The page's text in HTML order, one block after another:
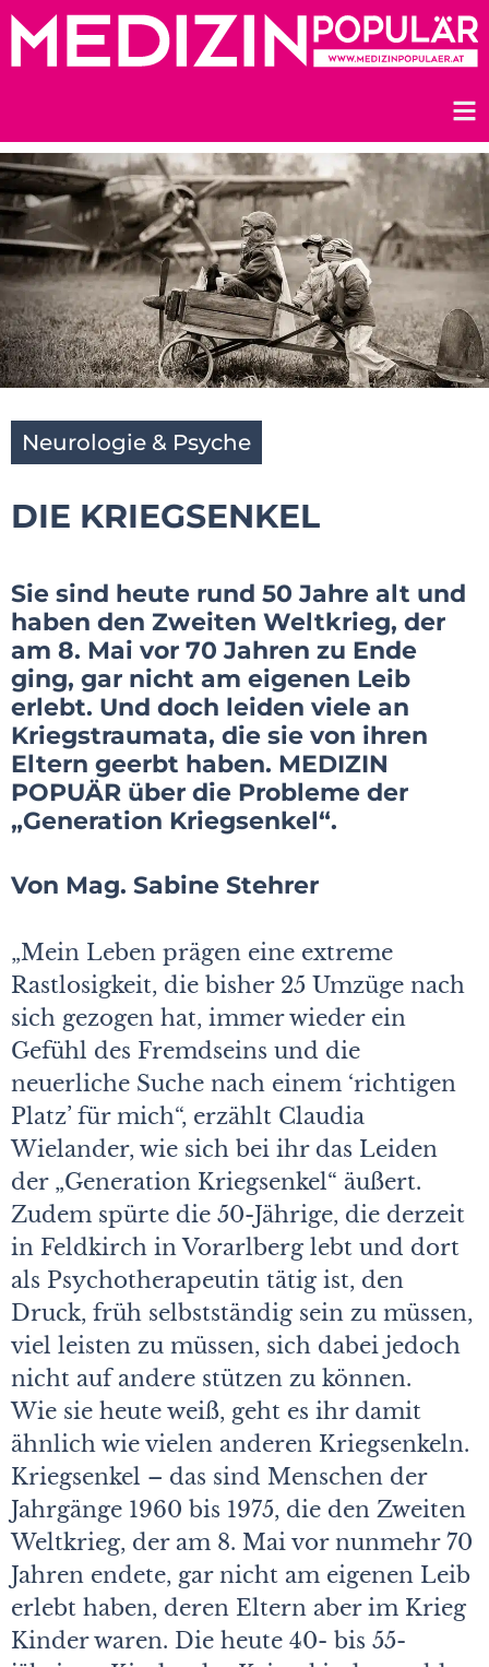
Zum
Inhalt
Neurologie & Psyche
DIE KRIEGSENKEL
Sie sind heute rund 50 Jahre alt und
haben den Zweiten Weltkrieg, der
am 8. Mai vor 70 Jahren zu Ende
ging, gar nicht am eigenen Leib
erlebt. Und doch leiden viele an
Kriegstraumata, die sie von ihren
Eltern geerbt haben. MEDIZIN
POPUÄR über die Probleme der
„Generation Kriegsenkel“.
Von Mag. Sabine Stehrer
„Mein Leben prägen eine extreme
Rastlosigkeit, die bisher 25 Umzüge nach
sich gezogen hat, immer wieder ein
Gefühl des Fremdseins und die
neuerliche Suche nach einem ‘richtigen
Platz’ für mich“, erzählt Claudia
Wielander, wie sich bei ihr das Leiden
der „Generation Kriegsenkel“ äußert.
Zudem spürte die 50-Jährige, die derzeit
in Feldkirch in Vorarlberg lebt und dort
als Psychotherapeutin tätig ist, den
Druck, früh selbstständig sein zu müssen,
viel leisten zu müssen, sich dabei jedoch
nicht auf andere stützen zu können.
Wie sie heute weiß, geht es ihr damit
ähnlich wie vielen anderen Kriegsenkeln.
Kriegsenkel – das sind Menschen der
Jahrgänge 1960 bis 1975, die den Zweiten
Weltkrieg, der am 8. Mai vor nunmehr 70
Jahren endete, gar nicht am eigenen Leib
erlebt haben, deren Eltern aber im Krieg
Kinder waren. Die heute 40- bis 55-